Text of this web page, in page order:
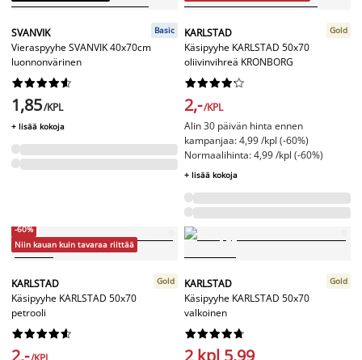
SVANVIK
Vieraspyyhe SVANVIK 40x70cm
luonnonvärinen
Basic






1,85/KPL
+ lisää kokoja
KARLSTAD
Käsipyyhe KARLSTAD 50x70
oliivinvihreä KRONBORG
Gold






2,-/KPL
Alin 30 päivän hinta ennen
kampanjaa: 4,99 /kpl (-60%)
Normaalihinta: 4,99 /kpl (-60%)
+ lisää kokoja
-60%
Niin kauan kuin tavaraa riittää
KARLSTAD
Käsipyyhe KARLSTAD 50x70
petrooli
Gold






2,-
KARLSTAD
Käsipyyhe KARLSTAD 50x70
valkoinen
Gold






2 kpl 5,99